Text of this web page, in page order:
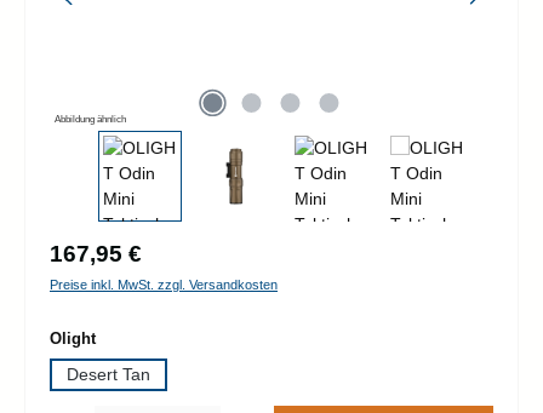
Abbildung ähnlich
Regulärer Preis:
167,95 €
Preise inkl. MwSt. zzgl. Versandkosten
Olightauswählen
Desert Tan